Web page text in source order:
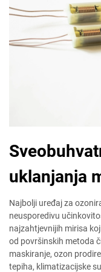
uklanjanja
Najbolji uređaj za
neusporedivu
najzahtjevnijih mirisa
od površinskih metoda
maskiranje, ozon
tepiha, klimatizacijske